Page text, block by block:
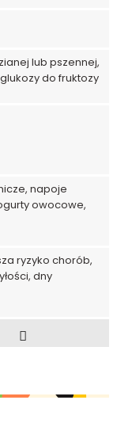
lub pszennej,
do fruktozy
napoje
owocowe,
ryzyko chorób,
dny